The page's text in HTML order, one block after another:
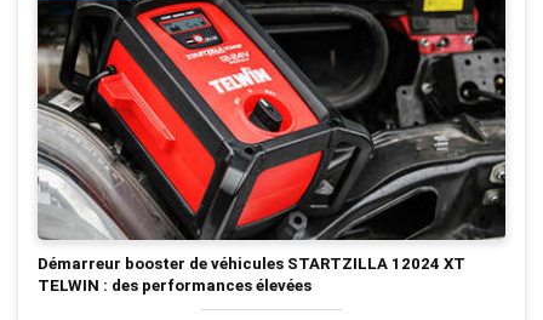
Démarreur booster de véhicules STARTZILLA 12024 XT
TELWIN : des performances élevées